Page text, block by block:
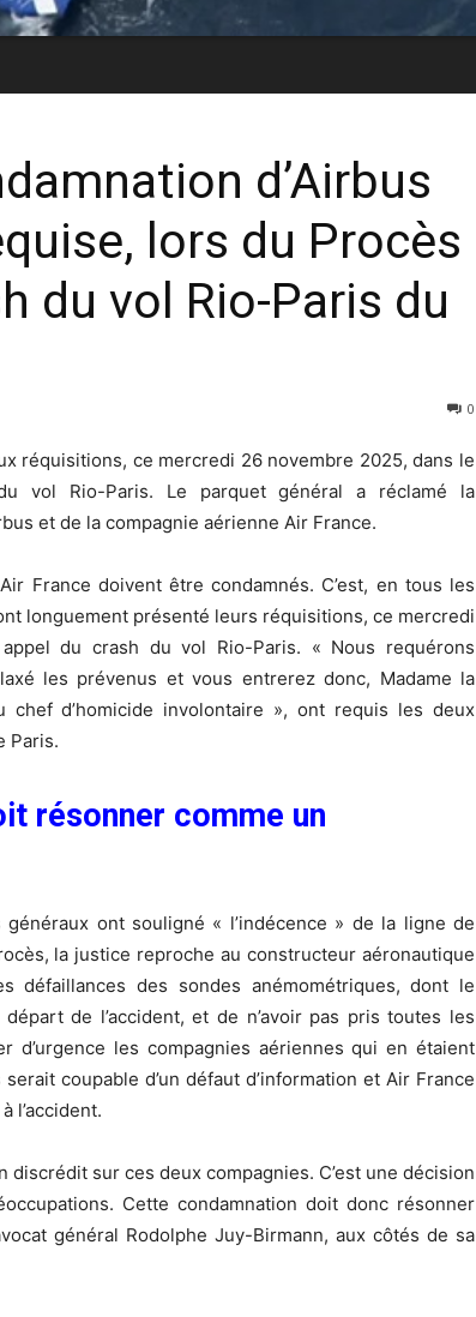
d’Airbus
lors du Procès
du vol Rio-Paris du
0
réquisitions, ce mercredi 26 novembre 2025, dans le
vol Rio-Paris. Le parquet général a réclamé la
et de la compagnie aérienne Air France.
France doivent être condamnés. C’est, en tous les
longuement présenté leurs réquisitions, ce mercredi
du crash du vol Rio-Paris. « Nous requérons
les prévenus et vous entrerez donc, Madame la
d’homicide involontaire », ont requis les deux
Paris.
résonner comme un
ont souligné « l’indécence » de la ligne de
la justice reproche au constructeur aéronautique
défaillances des sondes anémométriques, dont le
de l’accident, et de n’avoir pas pris toutes les
d’urgence les compagnies aériennes qui en étaient
coupable d’un défaut d’information et Air France
l’accident.
discrédit sur ces deux compagnies. C’est une décision
Cette condamnation doit donc résonner
général Rodolphe Juy-Birmann, aux côtés de sa